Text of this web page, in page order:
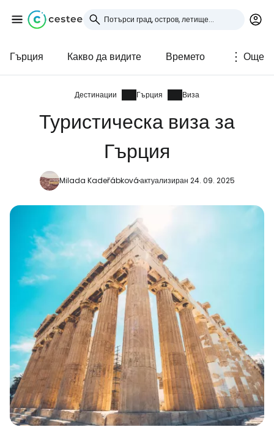
Гърция Какво да видите Времето Още
Дестинации Гърция Виза
Туристическа виза за
Гърция
Milada Kadeřábkováактуализиран 24. 09. 2025
Влезте в Cestee
... световната общност на туристите
Продължете с Facebook
Продължете с имейл